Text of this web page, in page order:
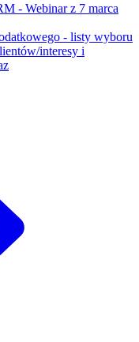
- Webinar z 7 marca
- listy wyboru
interesy i